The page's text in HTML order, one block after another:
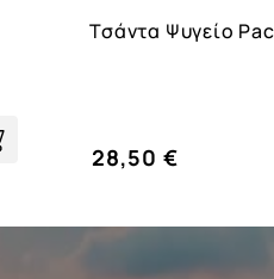
Τσάντα Ψυγείο
28,50 €